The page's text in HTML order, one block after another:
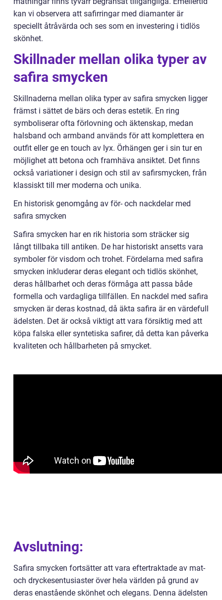
kan vi observera att safirringar med diamanter är
speciellt åtråvärda och ses som en investering i tidlös
skönhet.
Skillnader mellan olika typer av
safira smycken
Skillnaderna mellan olika typer av safira smycken ligger
främst i sättet de bärs och deras estetik. En ring
symboliserar ofta förlovning och äktenskap, medan
halsband och armband används för att komplettera en
outfit eller ge en touch av lyx. Örhängen ger i sin tur en
möjlighet att betona och framhäva ansiktet. Det finns
också variationer i design och stil av safirsmycken, från
klassiskt till mer moderna och unika.
En historisk genomgång av för- och nackdelar med
safira smycken
Safira smycken har en rik historia som sträcker sig
långt tillbaka till antiken. De har historiskt ansetts vara
symboler för visdom och trohet. Fördelarna med safira
smycken inkluderar deras elegant och tidlös skönhet,
deras hållbarhet och deras förmåga att passa både
formella och vardagliga tillfällen. En nackdel med safira
smycken är deras kostnad, då äkta safira är en värdefull
ädelsten. Det är också viktigt att vara försiktig med att
köpa falska eller syntetiska safirer, då detta kan påverka
kvaliteten och hållbarheten på smycket.
Avslutning:
Safira smycken fortsätter att vara eftertraktade av mat-
och dryckesentusiaster över hela världen på grund av
deras enastående skönhet och elegans. Denna ädelsten